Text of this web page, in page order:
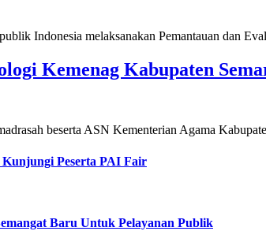
Indonesia melaksanakan Pemantauan dan
Kemenag Kabupaten
beserta ASN Kementerian Agama
Kunjungi Peserta PAI Fair
Baru Untuk Pelayanan Publik